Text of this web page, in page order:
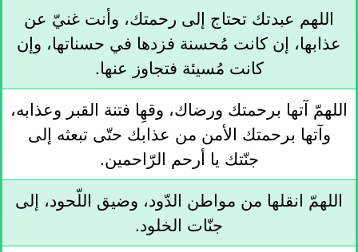
اللهم عبدتك تحتاج إلى رحمتك، وأنت غنيّ عن
عذابها، إن كانت مُحسنة فزدها في حسناتها، وإن
كانت مُسيئة فتجاوز عنها.
اللهمّ آتها برحمتك ورضاك، وقهِا فتنة القبر وعذابه،
وآتها برحمتك الأمن من عذابك حتّى تبعثه إلى
جنّتك يا أرحم الرّاحمين.
اللهمّ انقلها من مواطن الدّود، وضيق اللّحود، إلى
جنّات الخلود.